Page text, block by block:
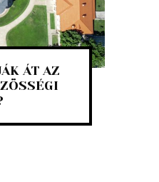
ÁT AZ